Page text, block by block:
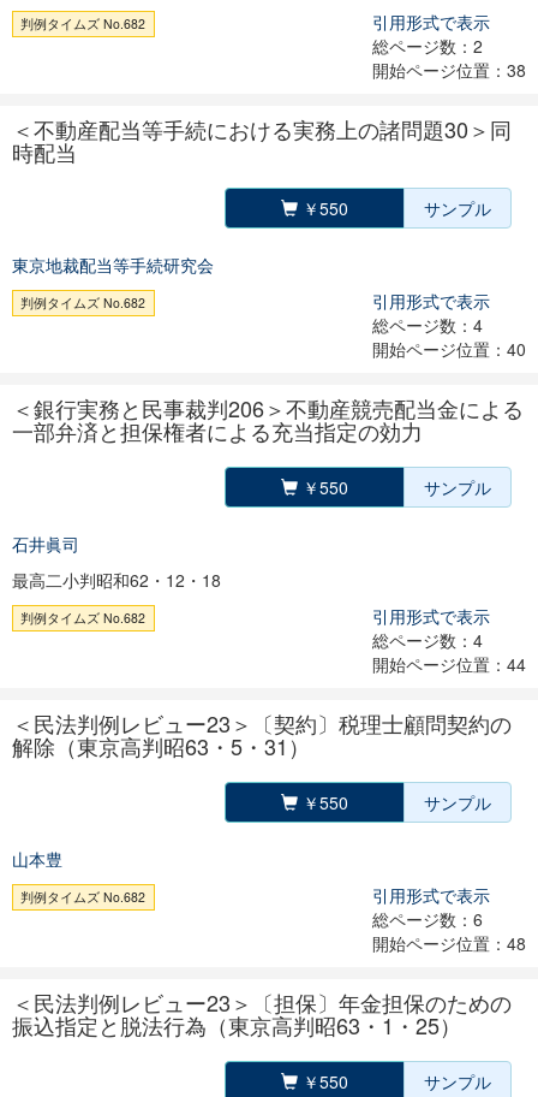
判例タイムズ No.682
引用形式で表示
総ページ数：2
開始ページ位置：38
＜不動産配当等手続における実務上の諸問題30＞同
時配当
￥550 サンプル
東京地裁配当等手続研究会
判例タイムズ No.682
引用形式で表示
総ページ数：4
開始ページ位置：40
＜銀行実務と民事裁判206＞不動産競売配当金による
一部弁済と担保権者による充当指定の効力
￥550 サンプル
石井眞司
最高二小判昭和62・12・18
判例タイムズ No.682
引用形式で表示
総ページ数：4
開始ページ位置：44
＜民法判例レビュー23＞〔契約〕税理士顧問契約の
解除（東京高判昭63・5・31）
￥550 サンプル
山本豊
判例タイムズ No.682
引用形式で表示
総ページ数：6
開始ページ位置：48
＜民法判例レビュー23＞〔担保〕年金担保のための
振込指定と脱法行為（東京高判昭63・1・25）
￥550 サンプル